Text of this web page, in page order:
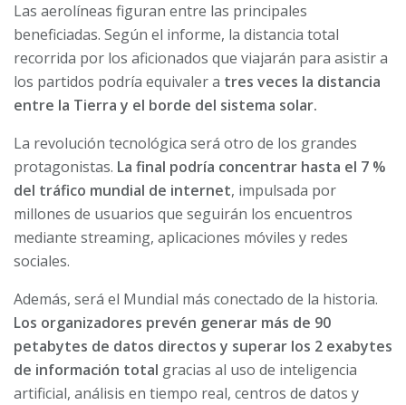
Las aerolíneas figuran entre las principales
beneficiadas. Según el informe, la distancia total
recorrida por los aficionados que viajarán para asistir a
los partidos podría equivaler a tres veces la distancia
entre la Tierra y el borde del sistema solar.
La revolución tecnológica será otro de los grandes
protagonistas. La final podría concentrar hasta el 7 %
del tráfico mundial de internet, impulsada por
millones de usuarios que seguirán los encuentros
mediante streaming, aplicaciones móviles y redes
sociales.
Además, será el Mundial más conectado de la historia.
Los organizadores prevén generar más de 90
petabytes de datos directos y superar los 2 exabytes
de información total gracias al uso de inteligencia
artificial, análisis en tiempo real, centros de datos y